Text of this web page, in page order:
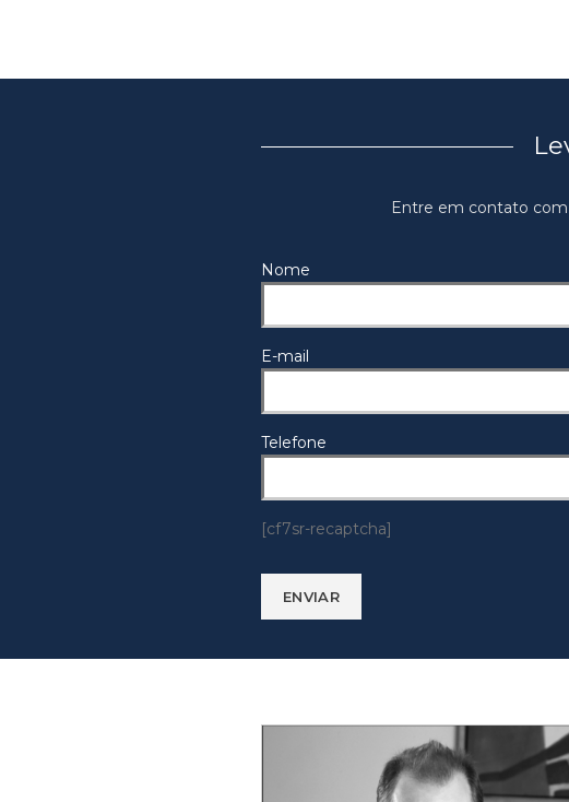
Entre em contato
Nome
E-mail
Telefone
[cf7sr-recaptcha]